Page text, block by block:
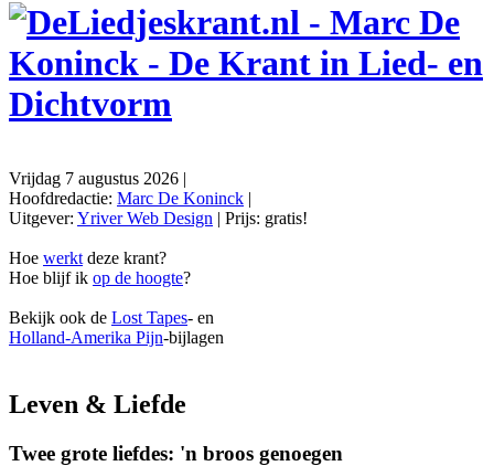
Vrijdag 7 augustus 2026 |
Hoofdredactie: Marc De Koninck |
Uitgever: Yriver Web Design | Prijs: gratis!
Hoe werkt deze krant?
Hoe blijf ik op de hoogte?
Bekijk ook de Lost Tapes- en
Holland-Amerika Pijn-bijlagen
Leven & Liefde
Twee grote liefdes: 'n broos genoegen